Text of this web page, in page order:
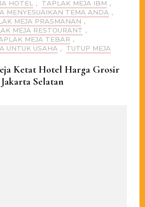
HOTEL
, TAPLAK MEJA IBM ,
MENYESUAIKAN TEMA ANDA ,
MEJA PRASMANAN ,
MEJA RESTOURANT ,
MEJA TEBAR ,
UNTUK USAHA , TUTUP MEJA
Ketat Hotel Harga Grosir
Jakarta Selatan